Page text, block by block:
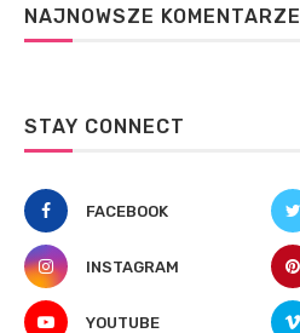
NAJNOWSZE KOMENTARZE
STAY CONNECT
FACEBOOK
INSTAGRAM
YOUTUBE